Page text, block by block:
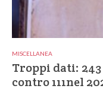
MISCELLANEA
Troppi dati:
contro 111nel